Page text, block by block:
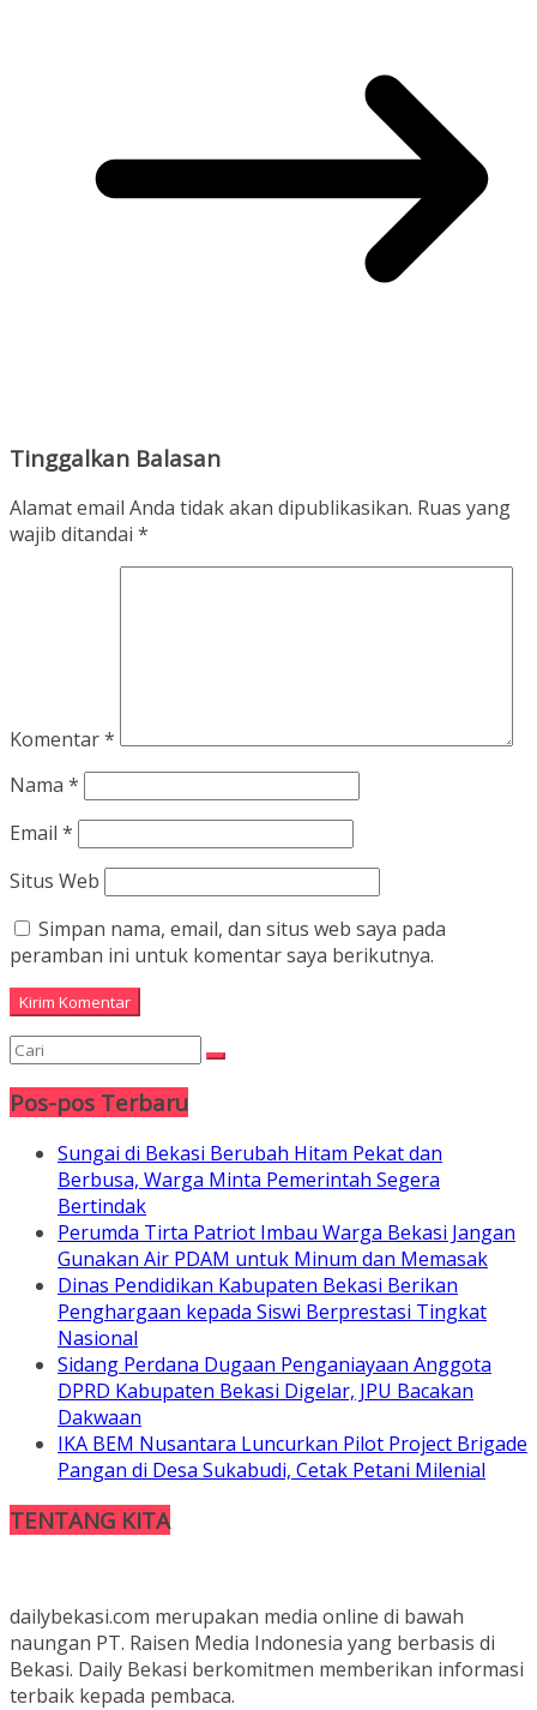
Tinggalkan Balasan
Alamat email Anda tidak akan dipublikasikan. Ruas yang
wajib ditandai *
Komentar*
Nama *
Email *
Situs Web
Simpan nama, email, dan situs web saya pada
peramban ini untuk komentar saya berikutnya.
Pos-pos Terbaru
Sungai di Bekasi Berubah Hitam Pekat dan
Berbusa, Warga Minta Pemerintah Segera
Bertindak
Perumda Tirta Patriot Imbau Warga Bekasi Jangan
Gunakan Air PDAM untuk Minum dan Memasak
Dinas Pendidikan Kabupaten Bekasi Berikan
Penghargaan kepada Siswi Berprestasi Tingkat
Nasional
Sidang Perdana Dugaan Penganiayaan Anggota
DPRD Kabupaten Bekasi Digelar, JPU Bacakan
Dakwaan
IKA BEM Nusantara Luncurkan Pilot Project Brigade
Pangan di Desa Sukabudi, Cetak Petani Milenial
TENTANG KITA
dailybekasi.com merupakan media online di bawah
naungan PT. Raisen Media Indonesia yang berbasis di
Bekasi. Daily Bekasi berkomitmen memberikan informasi
terbaik kepada pembaca.